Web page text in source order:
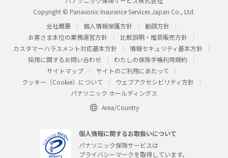
Copyright © Panasonic Insurance Services Japan Co., Ltd.
会社概要
個人情報保護方針
勧誘方針
お客さま本位の業務運営方針
比較説明・推奨販売方針
カスタマーハラスメント対応基本方針
情報セキュリティ基本方針
採用に関するお問い合わせ
わたしの保険手帳利用規約
サイトマップ
サイトのご利用にあたって
クッキー（Cookie）について
ウェブアクセシビリティ方針
パナソニック ホールディングス
Area/Country
個人情報に関するお取扱いについて
パナソニック保険サービスは
プライバシーマークを取得しています。